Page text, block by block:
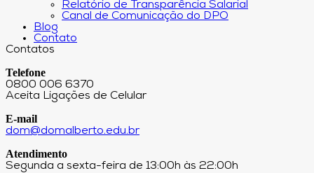
Relatório de Transparência Salarial
Canal de Comunicação do DPO
Blog
Contato
Contatos
Telefone
0800 006 6370
Aceita Ligações de Celular
E-mail
dom@domalberto.edu.br
Atendimento
Segunda a sexta-feira de 13:00h às 22:00h